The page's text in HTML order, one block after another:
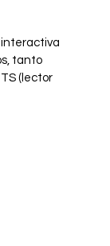
tanto
(lector